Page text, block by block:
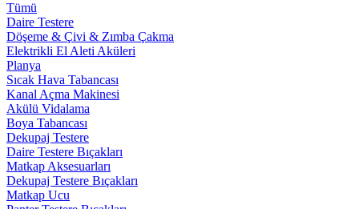
Tümü
Daire Testere
Döşeme & Çivi & Zımba Çakma
Elektrikli El Aleti Aküleri
Planya
Sıcak Hava Tabancası
Kanal Açma Makinesi
Akülü Vidalama
Boya Tabancası
Dekupaj Testere
Daire Testere Bıçakları
Matkap Aksesuarları
Dekupaj Testere Bıçakları
Matkap Ucu